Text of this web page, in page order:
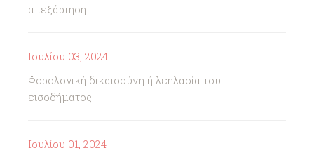
απεξάρτηση
Ιουλίου 03, 2024
Φορολογική δικαιοσύνη ή λεηλασία του
εισοδήματος
Ιουλίου 01, 2024